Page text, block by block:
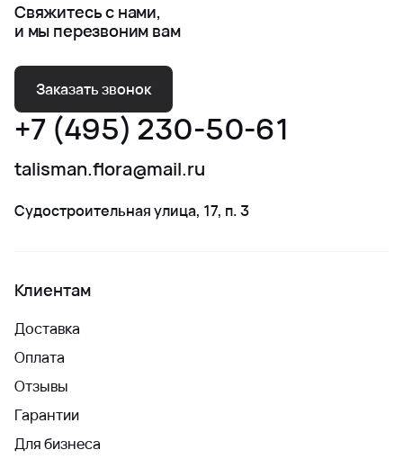
Свяжитесь с нами,
и мы перезвоним вам
Заказать звонок
+7 (495) 230-50-61
talisman.flora@mail.ru
Судостроительная улица, 17, п. 3
Клиентам
Доставка
Оплата
Отзывы
Гарантии
Для бизнеса